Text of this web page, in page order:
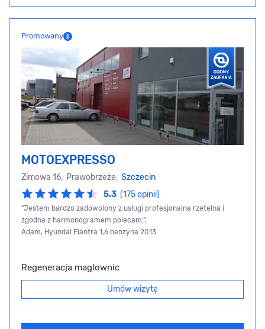
Promowany
MOTOEXPRESSO
Zimowa 16, Prawobrzeże, Szczecin
5.3 (175 opinii)
"Jestem bardzo zadowolony z usługi profesjonalna rzetelna i
zgodna z harmonogramem polecam.",
Adam, Hyundai Elantra 1,6 benzyna 2013
Regeneracja maglownic
Umów wizytę